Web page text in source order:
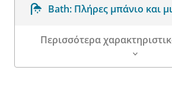
Bath: Πλήρες μπάνιο και
Περισσότερα